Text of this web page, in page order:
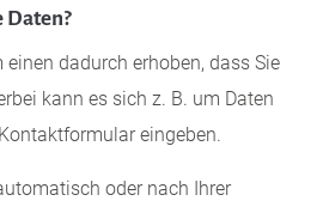
Daten?
einen dadurch erhoben, dass Sie
kann es sich z. B. um Daten
eingeben.
oder nach Ihrer